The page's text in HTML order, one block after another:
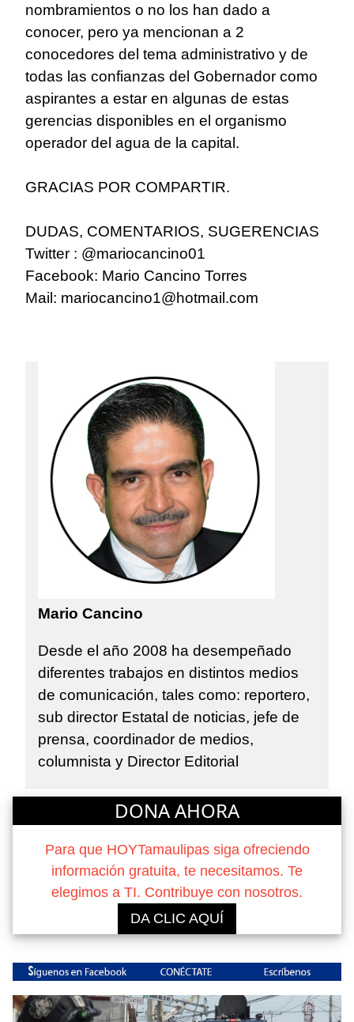
nombramientos o no los han dado a
conocer, pero ya mencionan a 2
conocedores del tema administrativo y de
todas las confianzas del Gobernador como
aspirantes a estar en algunas de estas
gerencias disponibles en el organismo
operador del agua de la capital.
GRACIAS POR COMPARTIR.
DUDAS, COMENTARIOS, SUGERENCIAS
Twitter : @mariocancino01
Facebook: Mario Cancino Torres
Mail: mariocancino1@hotmail.com
Mario Cancino
Desde el año 2008 ha desempeñado
diferentes trabajos en distintos medios
de comunicación, tales como: reportero,
sub director Estatal de noticias, jefe de
prensa, coordinador de medios,
columnista y Director Editorial
DONA AHORA
Para que HOYTamaulipas siga ofreciendo
información gratuita, te necesitamos. Te
elegimos a TI. Contribuye con nosotros.
DA CLIC AQUÍ